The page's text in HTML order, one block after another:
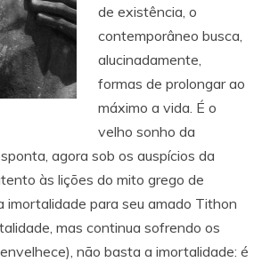
de existência, o
contemporâneo busca,
alucinadamente,
formas de prolongar ao
máximo a vida. É o
velho sonho da
agora sob os auspícios da
às lições do mito grego de
imortalidade para seu amado Tithon
mas continua sofrendo os
não basta a imortalidade: é